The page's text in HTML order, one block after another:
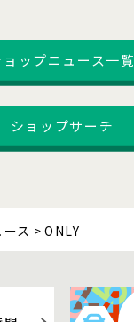
ョップニュース一覧
ショップサーチ
ス ONLY